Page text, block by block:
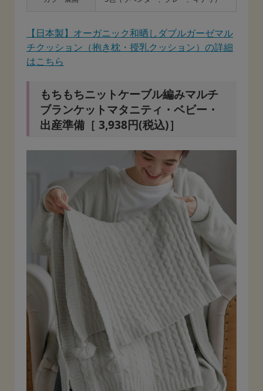
【日本製】オーガニック和晒しダブルガーゼマル
チクッション（抱き枕・授乳クッション）の詳細
はこちら
もちもちニットケーブル編みマルチ
ブランケットマタニティ・ベビー・
出産準備［ 3,938円(税込)］